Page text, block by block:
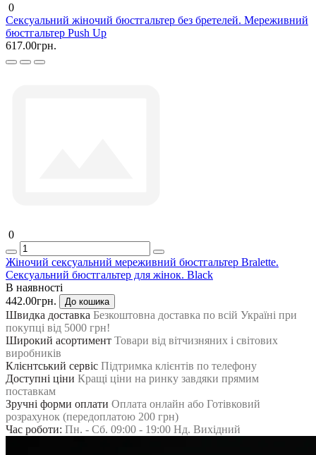
0
Сексуальний жіночий бюстгальтер без бретелей. Мереживний
бюстгальтер Push Up
617.00грн.
0
Жіночий сексуальний мереживний бюстгальтер Bralette.
Сексуальний бюстгальтер для жінок. Black
В наявності
442.00грн.
До кошика
Швидка доставка Безкоштовна доставка по всій Україні при
покупці від 5000 грн!
Широкий асортимент Товари від вітчизняних і світових
виробників
Клієнтський сервіс Підтримка клієнтів по телефону
Доступні ціни Кращі ціни на ринку завдяки прямим
поставкам
Зручні форми оплати Оплата онлайн або Готівковий
розрахунок (передоплатою 200 грн)
Час роботи: Пн. - Сб. 09:00 - 19:00 Нд. Вихідний